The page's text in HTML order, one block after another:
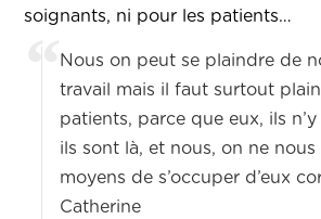
soignants, ni pour les patients…
Nous on peut se plaindre de
travail mais il faut surtout
patients, parce que eux, ils
ils sont là, et nous, on ne
moyens de s’occuper d’eux
Catherine